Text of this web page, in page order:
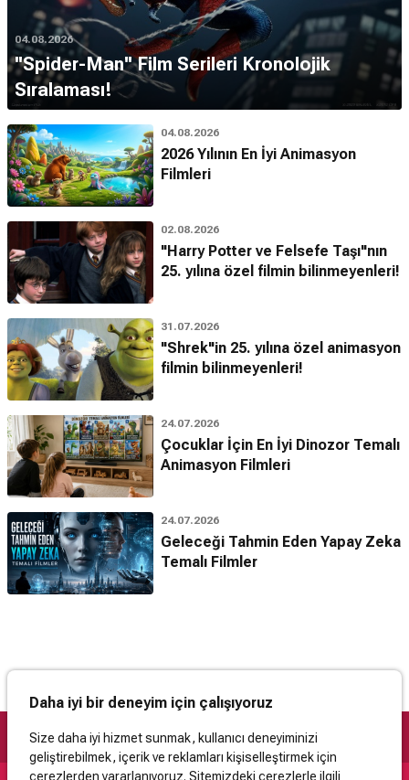
04.08.2026
''Spider-Man'' Film Serileri Kronolojik
Sıralaması!
04.08.2026
2026 Yılının En İyi Animasyon
Filmleri
02.08.2026
"Harry Potter ve Felsefe Taşı"nın
25. yılına özel filmin bilinmeyenleri!
31.07.2026
"Shrek"in 25. yılına özel animasyon
filmin bilinmeyenleri!
24.07.2026
Çocuklar İçin En İyi Dinozor Temalı
Animasyon Filmleri
24.07.2026
Geleceği Tahmin Eden Yapay Zeka
Temalı Filmler
Daha iyi bir deneyim için çalışıyoruz
Size daha iyi hizmet sunmak, kullanıcı deneyiminizi
geliştirebilmek, içerik ve reklamları kişiselleştirmek için
çerezlerden yararlanıyoruz. Sitemizdeki çerezlerle ilgili